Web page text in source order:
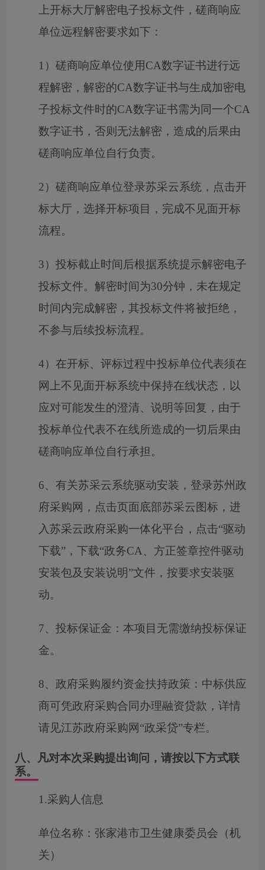
上开标大厅解密电子投标文件， 磋商响应
单位远程解密要求如下：
1） 磋商响应单位使用CA数字证书进行远
程解密，解密的CA数字证书与生成加密电
子投标文件时的CA数字证书需为同一个CA
数字证书，否则无法解密，造成的后果由
磋商响应单位自行负责。
2） 磋商响应单位登录苏采云系统，点击开
标大厅，选择开标项目，完成不见面开标
流程。
3）投标截止时间后根据系统提示解密电子
投标文件。解密时间为30分钟，未在规定
时间内完成解密，其投标文件将被拒绝，
不参与后续投标流程。
4）在开标、评标过程中投标单位代表须在
网上不见面开标系统中保持在线状态，以
应对可能发生的澄清、说明等回复，由于
投标单位代表不在线所造成的一切后果由
磋商响应单位自行承担。
6、有关苏采云系统驱动安装，登录苏州政
府采购网，点击页面底部苏采云图标，进
入苏采云政府采购一体化平台，点击“驱动
下载”，下载“政务CA、方正签章控件驱动
安装包及安装说明”文件，按要求安装驱
动。
7、投标保证金：本项目无需缴纳投标保证
金。
8、政府采购履约资金扶持政策：中标供应
商可凭政府采购合同办理融资贷款，详情
请见江苏政府采购网“政采贷”专栏。
八、凡对本次采购提出询问，请按以下方式联
系。
1.采购人信息
单位名称：张家港市卫生健康委员会（机
关）